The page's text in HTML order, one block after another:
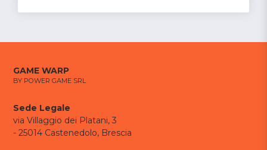
GAME WARP
BY POWER GAME SRL
Sede Legale
via Villaggio dei Platani, 3
- 25014 Castenedolo, Brescia